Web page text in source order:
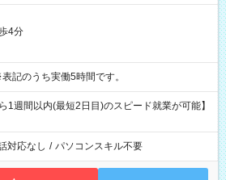
4分
～15:00 ※表記のうち実働5時間です。
1週間以内(最短2日目)のスピード就業が可能】
対応なし / パソコンスキル不要